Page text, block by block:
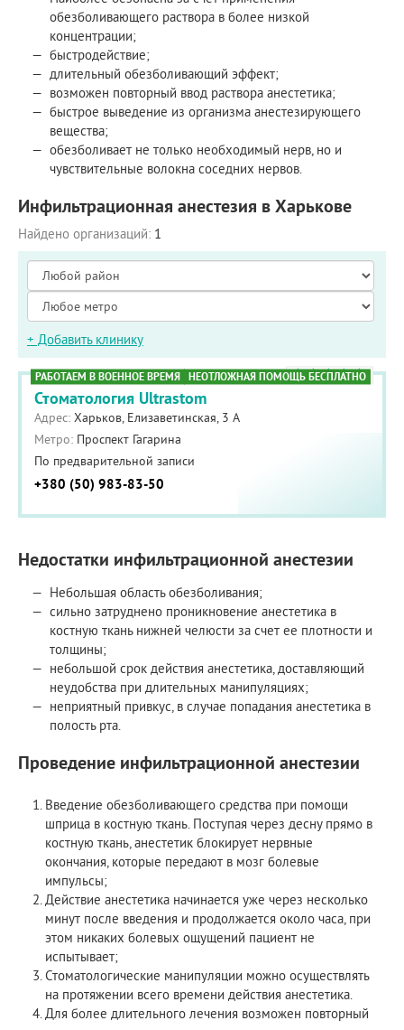
обезболивающего раствора в более низкой
концентрации;
быстродействие;
длительный обезболивающий эффект;
возможен повторный ввод раствора анестетика;
быстрое выведение из организма анестезирующего
вещества;
обезболивает не только необходимый нерв, но и
чувствительные волокна соседних нервов.
Инфильтрационная анестезия в Харькове
Найдено организаций: 1
+ Добавить клинику
Стоматология Ultrastom
Адрес: Харьков, Елизаветинская, 3 А
Метро: Проспект Гагарина
По предварительной записи
+380 (50) 983-83-50
РАБОТАЕМ В ВОЕННОЕ ВРЕМЯ НЕОТЛОЖНАЯ ПОМОЩЬ БЕСПЛАТНО
Недостатки инфильтрационной анестезии
Небольшая область обезболивания;
сильно затруднено проникновение анестетика в
костную ткань нижней челюсти за счет ее плотности и
толщины;
небольшой срок действия анестетика, доставляющий
неудобства при длительных манипуляциях;
неприятный привкус, в случае попадания анестетика в
полость рта.
Проведение инфильтрационной анестезии
Введение обезболивающего средства при помощи
шприца в костную ткань. Поступая через десну прямо в
костную ткань, анестетик блокирует нервные
окончания, которые передают в мозг болевые
импульсы;
Действие анестетика начинается уже через несколько
минут после введения и продолжается около часа, при
этом никаких болевых ощущений пациент не
испытывает;
Стоматологические манипуляции можно осуществлять
на протяжении всего времени действия анестетика.
Для более длительного лечения возможен повторный